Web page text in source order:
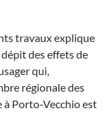
travaux explique
des effets de
qui,
régionale des
à Porto-Vecchio est